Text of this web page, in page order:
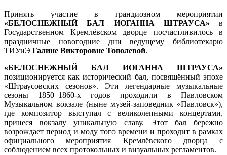
Принять участие в грандиозном мероприятии
«БЕЛОСНЕЖНЫЙ БАЛ ИОГАННА ШТРАУСА» в
Государственном Кремлёвском дворце посчастливилось в
праздничные новогодние дни ведущему библиотекарю
ТИУиЭ Галине Викторовне Тополевой.
«БЕЛОСНЕЖНЫЙ БАЛ ИОГАННА ШТРАУСА»
позиционируется как исторический бал, посвящённый эпохе
«Штраусовских сезонов». Эти легендарные музыкальные
сезоны 1850–1860-х годов проходили в Павловском
Музыкальном вокзале (ныне музей-заповедник «Павловск»),
где композитор выступал с великолепными концертами,
принеся вокзалу уникальную славу. Этот бал бережно
возрождает период и моду того времени и проходит в рамках
официального мероприятия Кремлёвского дворца с
соблюдением всех протокольных и визуальных регламентов.